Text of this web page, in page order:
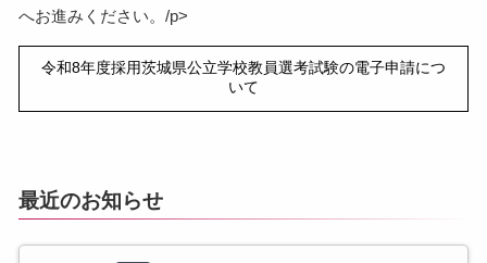
へお進みください。/p>
令和8年度採用茨城県公立学校教員選考試験の電子申請につ
いて
最近のお知らせ